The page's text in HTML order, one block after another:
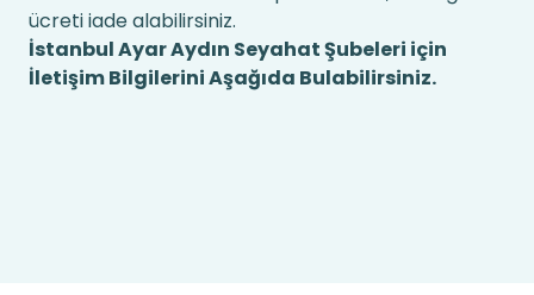
ücreti iade alabilirsiniz.
İstanbul Ayar Aydın Seyahat Şubeleri için
İletişim Bilgilerini Aşağıda Bulabilirsiniz.